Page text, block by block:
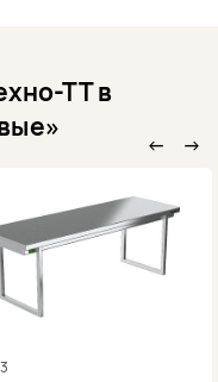
ТТ в
← →